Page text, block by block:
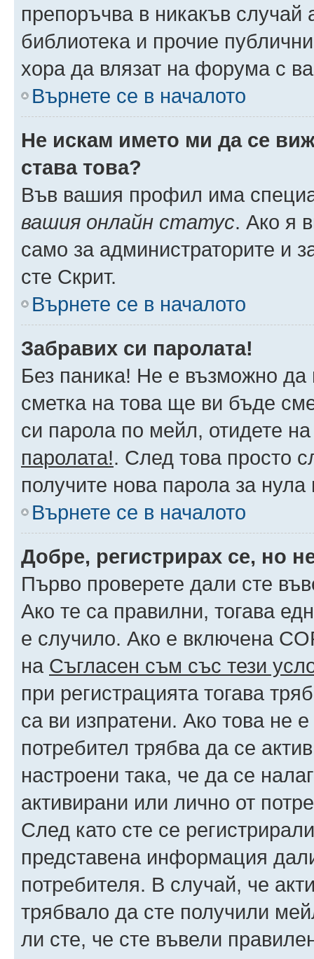
препоръчва в никакъв случай
библиотека и прочие
хора да влязат на форума с
Върнете се в началото
Не искам името ми да се
става това?
Във вашия профил има
вашия онлайн статус. Ако я
само за администраторите и
сте Скрит.
Върнете се в началото
Забравих си паролата!
Без паника! Не е възможно да
сметка на това ще ви бъде
си парола по мейл, отидете
паролата!. След това просто
получите нова парола за
Върнете се в началото
Добре, регистрирах се, но
Първо проверете дали сте
Ако те са правилни, тогава
е случило. Ако е включена
на Съгласен съм със тези
при регистрацията тогава
са ви изпратени. Ако това не
потребител трябва да се
настроени така, че да се
активирани или лично от
След като сте се
представена информация
потребителя. В случай, че
трябвало да сте получили
ли сте, че сте въвели